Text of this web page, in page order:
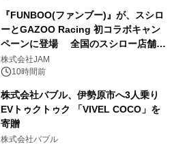
『FUNBOO(ファンブー)』が、スシロ
ーとGAZOO Racing 初コラボキャン
ペーンに登場 全国のスシロー店舗で
GR 4車種の FUNBOO(ミニカー)付き
メニューが展開されます
株式会社JAM
10時間前
株式会社バブル、伊勢原市へ3人乗り
EVトゥクトゥク 「VIVEL COCO」を
寄贈
株式会社バブル